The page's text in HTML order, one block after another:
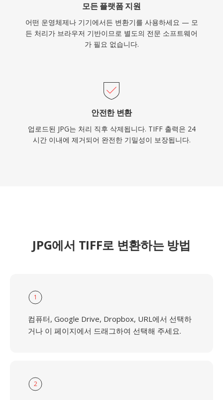
모든 플랫폼 지원
어떤 운영체제나 기기에서든 변환기를 사용하세요 — 모
든 처리가 브라우저 기반이므로 별도의 전문 소프트웨어
가 필요 없습니다.
안전한 변환
업로드된 JPG는 처리 직후 삭제됩니다. TIFF 출력은 24
시간 이내에 제거되어 완전한 기밀성이 보장됩니다.
JPG에서 TIFF로 변환하는 방법
1
컴퓨터, Google Drive, Dropbox, URL에서 선택하
거나 이 페이지에서 드래그하여 선택해 주세요.
2